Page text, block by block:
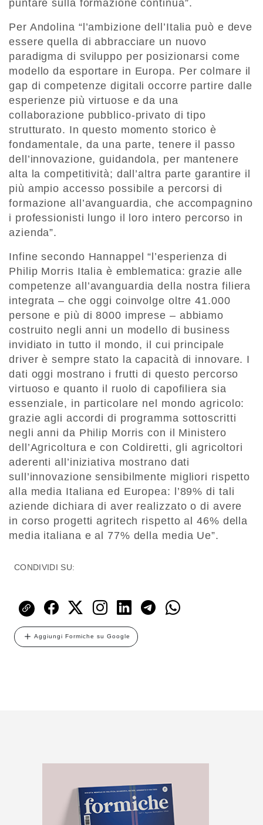
puntare sulla formazione continua”.
Per Andolina “l’ambizione dell’Italia può e deve
essere quella di abbracciare un nuovo
paradigma di sviluppo per posizionarsi come
modello da esportare in Europa. Per colmare il
gap di competenze digitali occorre partire dalle
esperienze più virtuose e da una
collaborazione pubblico-privato di tipo
strutturato. In questo momento storico è
fondamentale, da una parte, tenere il passo
dell’innovazione, guidandola, per mantenere
alta la competitività; dall’altra parte garantire il
più ampio accesso possibile a percorsi di
formazione all’avanguardia, che accompagnino
i professionisti lungo il loro intero percorso in
azienda”.
Infine secondo Hannappel “l’esperienza di
Philip Morris Italia è emblematica: grazie alle
competenze all’avanguardia della nostra filiera
integrata – che oggi coinvolge oltre 41.000
persone e più di 8000 imprese – abbiamo
costruito negli anni un modello di business
invidiato in tutto il mondo, il cui principale
driver è sempre stato la capacità di innovare. I
dati oggi mostrano i frutti di questo percorso
virtuoso e quanto il ruolo di capofiliera sia
essenziale, in particolare nel mondo agricolo:
grazie agli accordi di programma sottoscritti
negli anni da Philip Morris con il Ministero
dell’Agricoltura e con Coldiretti, gli agricoltori
aderenti all’iniziativa mostrano dati
sull’innovazione sensibilmente migliori rispetto
alla media Italiana ed Europea: l’89% di tali
aziende dichiara di aver realizzato o di avere
in corso progetti agritech rispetto al 46% della
media italiana e al 77% della media Ue”.
CONDIVIDI SU:
Aggiungi Formiche su Google